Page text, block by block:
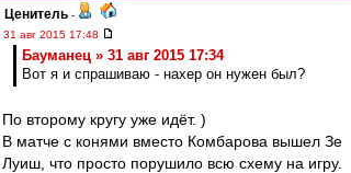
Ценитель -
31 авг 2015 17:48
Бауманец » 31 авг 2015 17:34
Вот я и спрашиваю - нахер он нужен был?
По второму кругу уже идёт. )
В матче с конями вместо Комбарова вышел Зе
Луиш, что просто порушило всю схему на игру.